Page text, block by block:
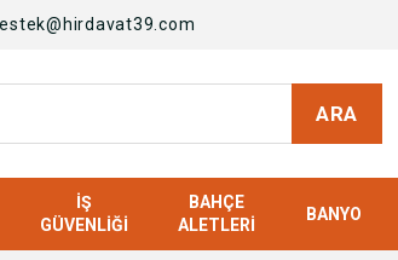
ARA
İŞ
GÜVENLIĞI
BAHÇE
ALETLERI
BANYO